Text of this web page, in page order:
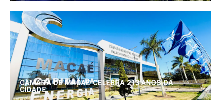
CÂMARA DE MACAÉ CELEBRA 213 ANOS DA
CIDADE